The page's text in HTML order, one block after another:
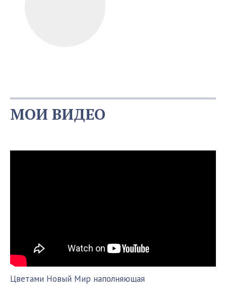
МОИ ВИДЕО
Цветами Новый Мир наполняющая